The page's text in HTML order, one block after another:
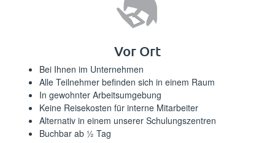
Vor Ort
Bei Ihnen im Unternehmen
Alle Teilnehmer befinden sich in einem Raum
In gewohnter Arbeitsumgebung
Keine Reisekosten für interne Mitarbeiter
Alternativ in einem unserer Schulungszentren
Buchbar ab ½ Tag